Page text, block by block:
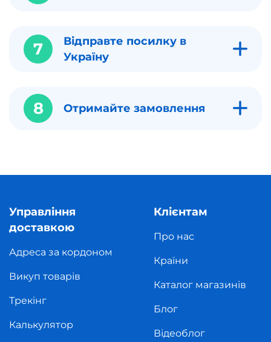
7
Відправте посилку в
Україну
8 Отримайте замовлення
Управління
доставкою
Адреса за кордоном
Викуп товарів
Трекінг
Калькулятор
Клієнтам
Про нас
Країни
Каталог магазинів
Блог
Відеоблог